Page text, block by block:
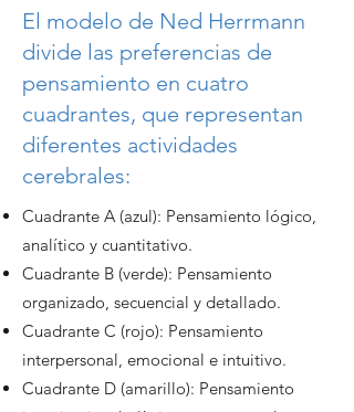
El modelo de Ned Herrmann
divide las preferencias de
pensamiento en cuatro
cuadrantes, que representan
diferentes actividades
cerebrales:
Cuadrante A (azul): Pensamiento lógico,
analítico y cuantitativo.
Cuadrante B (verde): Pensamiento
organizado, secuencial y detallado.
Cuadrante C (rojo): Pensamiento
interpersonal, emocional e intuitivo.
Cuadrante D (amarillo): Pensamiento